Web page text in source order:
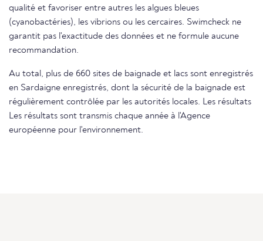
qualité et favoriser entre autres les algues bleues
(cyanobactéries), les vibrions ou les cercaires. Swimcheck ne
garantit pas l'exactitude des données et ne formule aucune
recommandation.
Au total, plus de 660 sites de baignade et lacs sont enregistrés
en Sardaigne enregistrés, dont la sécurité de la baignade est
régulièrement contrôlée par les autorités locales. Les résultats
Les résultats sont transmis chaque année à l'Agence
européenne pour l'environnement.